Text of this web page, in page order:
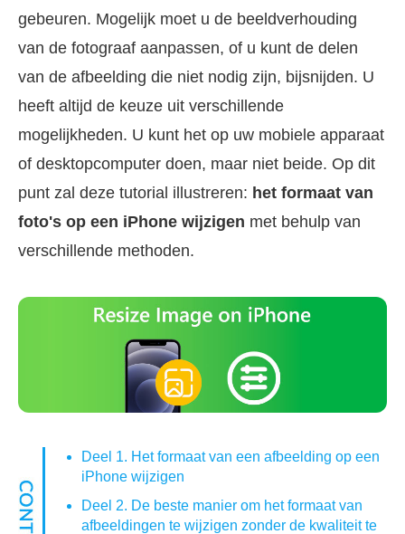
gebeuren. Mogelijk moet u de beeldverhouding
van de fotograaf aanpassen, of u kunt de delen
van de afbeelding die niet nodig zijn, bijsnijden. U
heeft altijd de keuze uit verschillende
mogelijkheden. U kunt het op uw mobiele apparaat
of desktopcomputer doen, maar niet beide. Op dit
punt zal deze tutorial illustreren: het formaat van
foto's op een iPhone wijzigen met behulp van
verschillende methoden.
Deel 1. Het formaat van een afbeelding op een
iPhone wijzigen
Deel 2. De beste manier om het formaat van
afbeeldingen te wijzigen zonder de kwaliteit te